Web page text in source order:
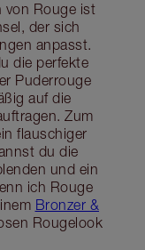
von Rouge ist
der sich
anpasst.
die perfekte
Puderrouge
auf die
Zum
flauschiger
du die
und ein
ich Rouge
Bronzer &
Rougelook